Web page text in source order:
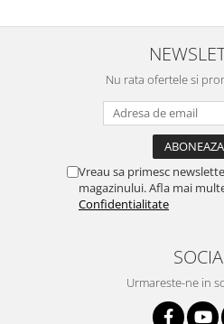
Nu rata ofertele si
Vreau sa primesc
magazinului. Afla mai
Confidentialitate
Urmareste-ne in